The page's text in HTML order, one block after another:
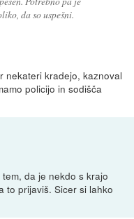
da so uspešni.
nekateri kradejo, kaznoval
policijo in sodišča
da je nekdo s krajo
to prijaviš. Sicer si lahko